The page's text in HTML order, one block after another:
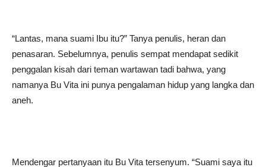
“Lantas, mana suami Ibu itu?” Tanya penulis, heran dan
penasaran. Sebelumnya, penulis sempat mendapat sedikit
penggalan kisah dari teman wartawan tadi bahwa, yang
namanya Bu Vita ini punya pengalaman hidup yang langka dan
aneh.
Mendengar pertanyaan itu Bu Vita tersenyum. “Suami saya itu